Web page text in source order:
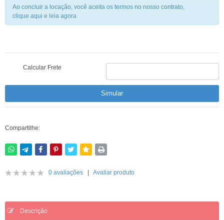
Ao concluir a locação, você aceita os termos no nosso contrato,
clique aqui e leia agora
Calcular Frete
Compartilhe:
0 avaliações Avaliar produto
Descrição